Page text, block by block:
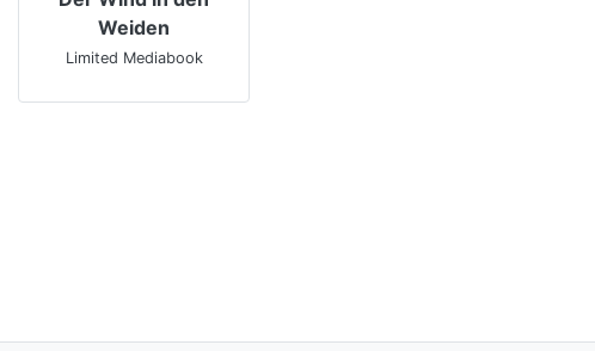
Weiden
Limited Mediabook